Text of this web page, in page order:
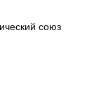
союз